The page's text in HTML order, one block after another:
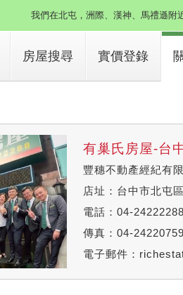
我們在北屯，洲際、漢神、馬禮遜附
房屋搜尋 實價登錄
有巢氏房屋-台
豐穗不動產經紀有
店址：台中市北屯
電話：04-
傳真：04-
電子郵件：